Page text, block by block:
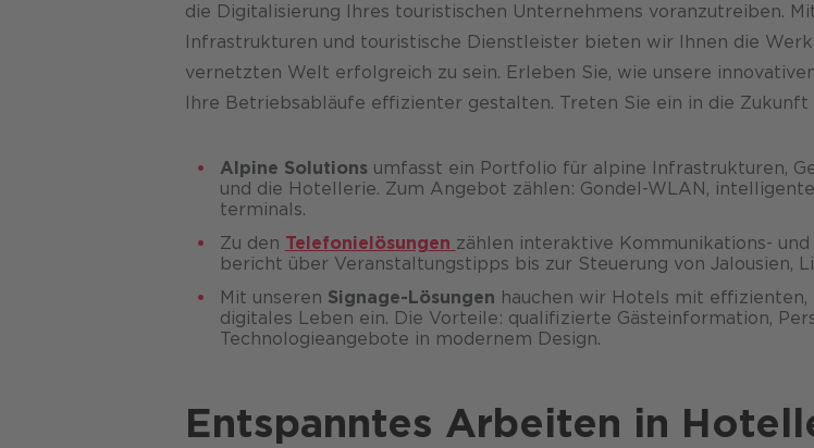
die Digitalisierung Ihres touristischen Unternehmens voranzutreiben.
Infrastrukturen und touristische Dienstleister bieten wir Ihnen die
vernetzten Welt erfolgreich zu sein. Erleben Sie, wie unsere
Ihre Betriebsabläufe effizienter gestalten. Treten Sie ein in die Zukunft
Alpine Solutionsumfasst ein Portfolio für alpine Infrastrukturen,
und die Hotellerie. Zum Angebot zählen: Gondel-WLAN,
terminals.
Zu den Telefonielösungen zählen interaktive Kommunikations-
bericht über Veranstaltungs­tipps bis zur Steuerung von Jalousien,
Mit unseren Signage-Lösungen hauchen wir Hotels mit
digitales Leben ein. Die Vorteile: qualifizierte Gäste­information,
Technologie­angebote in modernem Design.
Entspanntes Arbeiten in